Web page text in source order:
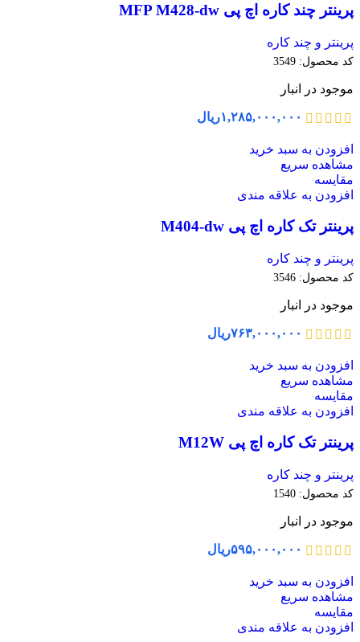
پرینتر چند کاره اچ پی MFP M428-dw
پرینتر و چند کاره
کد محصول: 3549
موجود در انبار
۱,۲۸۵,۰۰۰,۰۰۰ریال
افزودن به سبد خرید
مشاهده سریع
مقایسه
افزودن به علاقه مندی
پرینتر تک کاره اچ پی M404-dw
پرینتر و چند کاره
کد محصول: 3546
موجود در انبار
۷۶۳,۰۰۰,۰۰۰ریال
افزودن به سبد خرید
مشاهده سریع
مقایسه
افزودن به علاقه مندی
پرینتر تک کاره اچ پی M12W
پرینتر و چند کاره
کد محصول: 1540
موجود در انبار
۵۹۵,۰۰۰,۰۰۰ریال
افزودن به سبد خرید
مشاهده سریع
مقایسه
افزودن به علاقه مندی